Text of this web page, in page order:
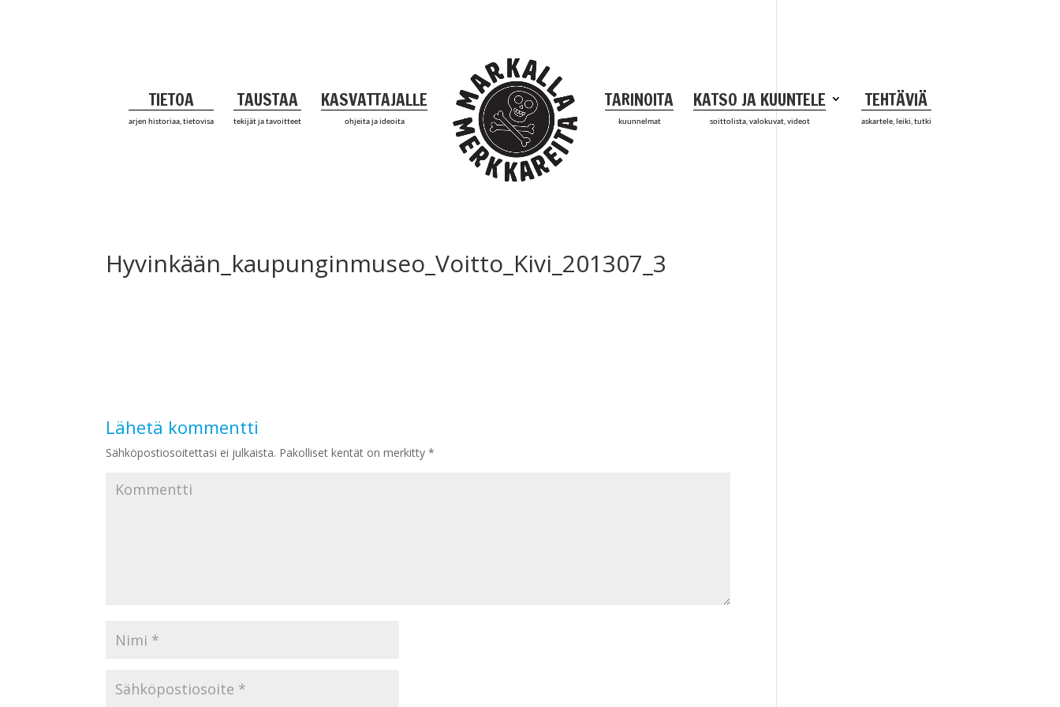
TIETOA
arjen historiaa, tietovisa
TAUSTAA
tekijät ja tavoitteet
KASVATTAJALLE
ohjeita ja ideoita
TARINOITA
kuunnelmat
KATSO JA KUUNTELE
soittolista, valokuvat, videot
TEHTÄVIÄ
askartele, leiki, tutki
Hyvinkään_kaupunginmuseo_Voitto_Kivi_201307_3
Lähetä kommentti
Sähköpostiosoitettasi ei julkaista. Pakolliset kentät on merkitty*